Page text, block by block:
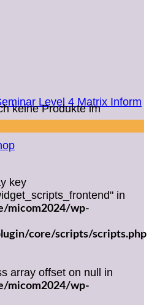
keine Produkte im
key
in
micom2024/wp-
core/scripts/scripts.php
array offset on null in
micom2024/wp-